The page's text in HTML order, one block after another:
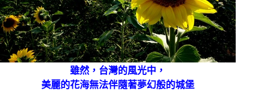
雖然，台灣的風光中，
美麗的花海無法伴隨著夢幻般的城堡